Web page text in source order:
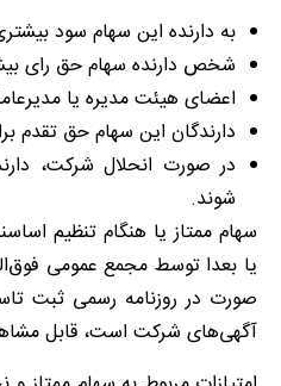
به دارنده این سهام سود
شخص دارنده سهام حق رای
اعضای هیئت مدیره یا
دارندگان این سهام حق تقدم
در صورت انحلال شرکت،
شوند.
سهام ممتاز یا هنگام تنظیم
یا بعدا توسط مجمع عمومی
صورت در روزنامه رسمی ثبت
آگهی‌های شرکت است، قابل